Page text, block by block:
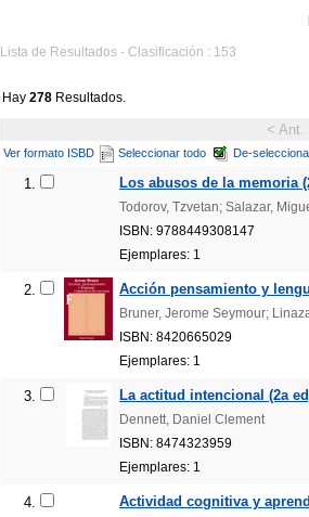
Lista de Resultados - Clasificación : 153
Hay 278 Resultados.
< Ant.
Ver formato ISBD Seleccionar todo De-
1. Los abusos de la memoria
Todorov, Tzvetan; Salazar,
ISBN: 9788449308147
Ejemplares: 1
2. Acción pensamiento y
Bruner, Jerome Seymour;
ISBN: 8420665029
Ejemplares: 1
3. La actitud intencional (2a
Dennett, Daniel Clement
ISBN: 8474323959
Ejemplares: 1
4. Actividad cognitiva y